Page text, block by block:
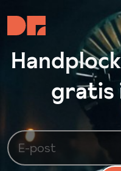
gratis